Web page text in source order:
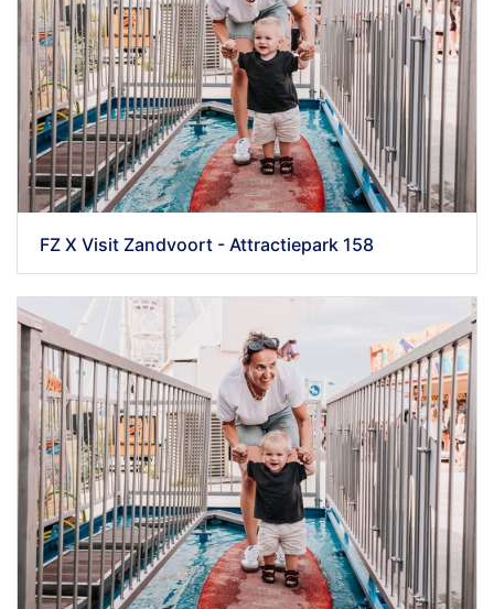
FZ X Visit Zandvoort - Attractiepark 158